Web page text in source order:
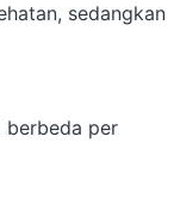
sedangkan
berbeda per